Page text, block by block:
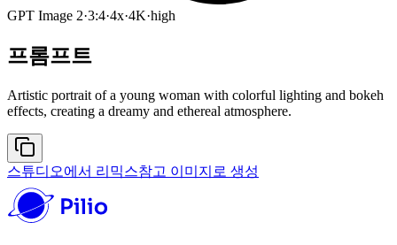
GPT Image 2·3:4·4x·4K·high
프롬프트
Artistic portrait of a young woman with colorful lighting and bokeh
effects, creating a dreamy and ethereal atmosphere.
스튜디오에서 리믹스참고 이미지로 생성